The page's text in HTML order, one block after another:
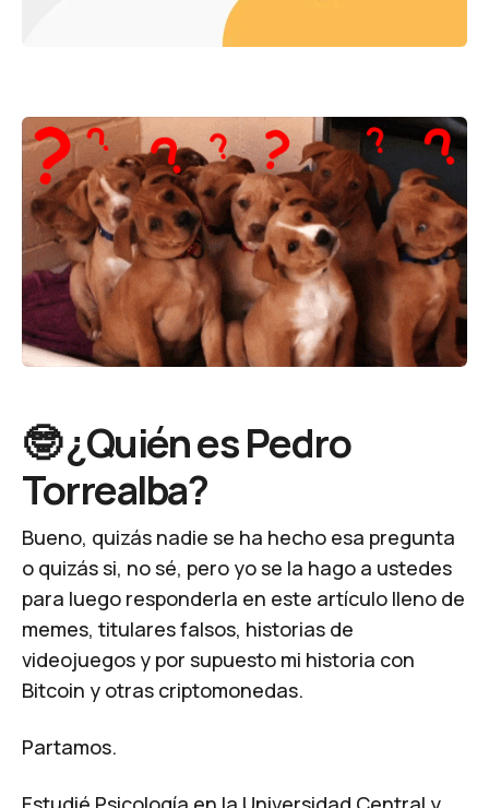
🤓 ¿Quién es Pedro
Torrealba?
Bueno, quizás nadie se ha hecho esa pregunta
o quizás si, no sé, pero yo se la hago a ustedes
para luego responderla en este artículo lleno de
memes, titulares falsos, historias de
videojuegos y por supuesto mi historia con
Bitcoin y otras criptomonedas.
Partamos.